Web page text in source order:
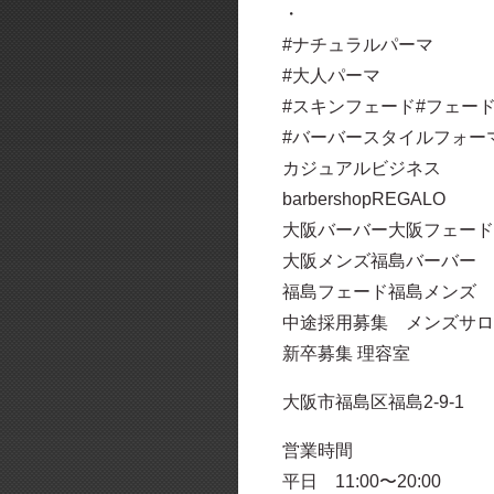
・
#ナチュラルパーマ
#大人パーマ
#スキンフェード#フェー
#バーバースタイルフォー
カジュアルビジネス
barbershopREGALO
大阪バーバー大阪フェード
大阪メンズ福島バーバー
福島フェード福島メンズ
中途採用募集 メンズサ
新卒募集 理容室
大阪市福島区福島2-9-1
営業時間
平日 11:00〜20:00